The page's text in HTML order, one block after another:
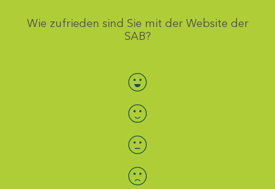
Wie zufrieden sind Sie mit der Website der
SAB?
Bewertung auswählen